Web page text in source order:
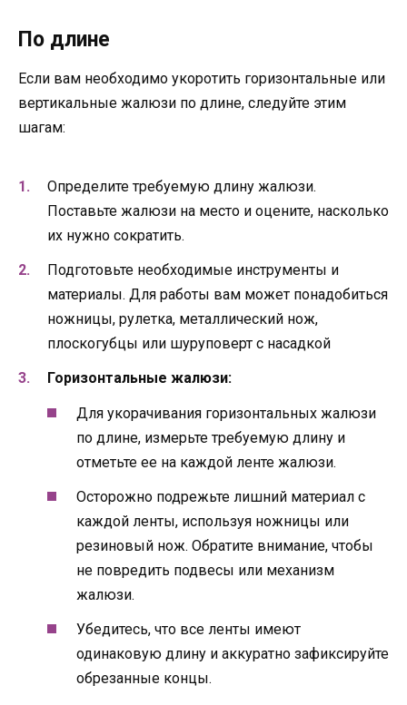
По длине
Если вам необходимо укоротить горизонтальные или
вертикальные жалюзи по длине, следуйте этим
шагам:
Определите требуемую длину жалюзи.
Поставьте жалюзи на место и оцените, насколько
их нужно сократить.
Подготовьте необходимые инструменты и
материалы. Для работы вам может понадобиться
ножницы, рулетка, металлический нож,
плоскогубцы или шуруповерт с насадкой
Горизонтальные жалюзи:
Для укорачивания горизонтальных жалюзи
по длине, измерьте требуемую длину и
отметьте ее на каждой ленте жалюзи.
Осторожно подрежьте лишний материал с
каждой ленты, используя ножницы или
резиновый нож. Обратите внимание, чтобы
не повредить подвесы или механизм
жалюзи.
Убедитесь, что все ленты имеют
одинаковую длину и аккуратно зафиксируйте
обрезанные концы.